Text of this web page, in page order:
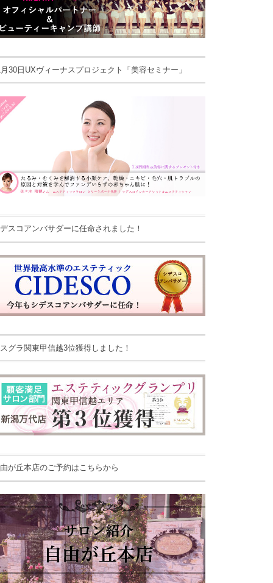
30日UXヴィーナスプロジェクト「美容セミナー」
スコアンバサダーに任命されました！
グラ関東甲信越3位獲得しました！
が丘本店のご予約はこちらから